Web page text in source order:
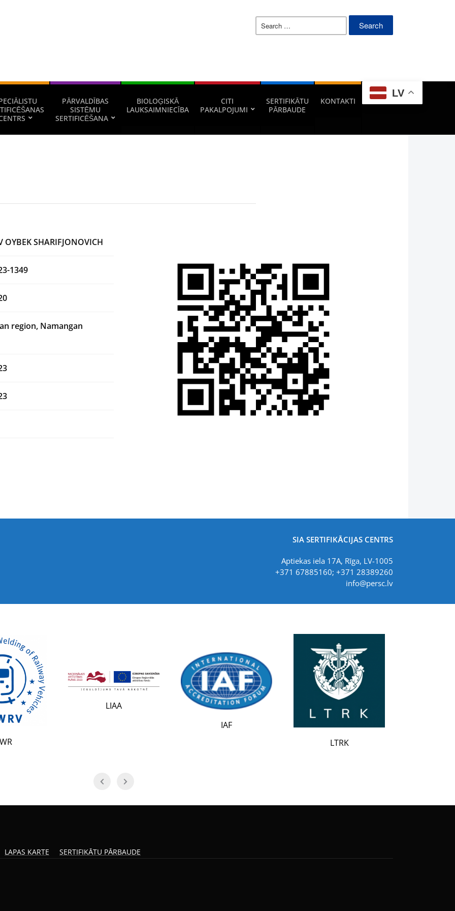
Search
PĀRVALDĪBAS
SISTĒMU
SERTIFICĒŠANA
BIOLOĢISKĀ
LAUKSAIMNIECĪBA
CITI
PAKALPOJUMI
SERTIFIKĀTU
PĀRBAUDE
KONTAKTI
LV
OYBEK SHARIFJONOVICH
1349
region, Namangan
SIA SERTIFIKĀCIJAS CENTRS
Aptiekas iela 17A, Rīga, LV-1005
+371 67885160; +371 28389260
info@persc.lv
LIAA
LATAK
LAPAS KARTE SERTIFIKĀTU PĀRBAUDE